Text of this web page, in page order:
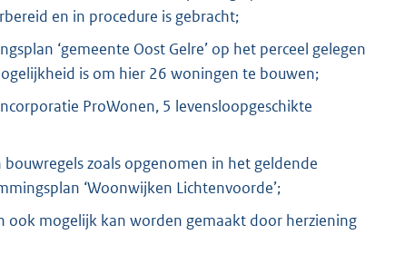
en in procedure is gebracht;
‘gemeente Oost Gelre’ op het perceel gelegen
is om hier 26 woningen te bouwen;
ProWonen, 5 levensloopgeschikte
zoals opgenomen in het geldende
‘Woonwijken Lichtenvoorde’;
ook mogelijk kan worden gemaakt door herziening